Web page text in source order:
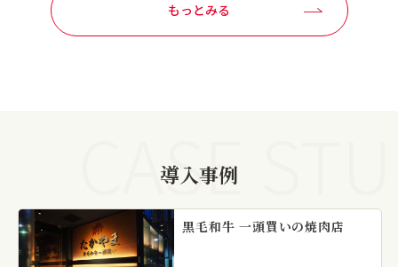
もっとみる
CASE
導入事例
黒毛和牛 一頭買いの焼肉店